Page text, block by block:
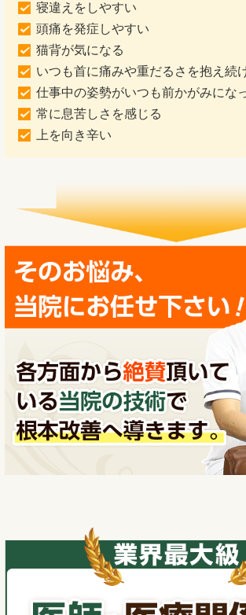
寝違えをしやすい
頭痛を発症しやすい
猫背が気になる
いつも首に痛みや重だるさを抱え続
仕事中の姿勢がいつも前かがみにな
常に息苦しさを感じる
上を向き辛い